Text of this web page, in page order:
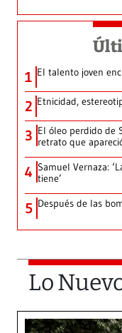
1 El talento joven
2 Etnicidad,
3 El óleo perdido de
retrato que
4 Samuel Vernaza:
tiene’
5 Después de las
Lo